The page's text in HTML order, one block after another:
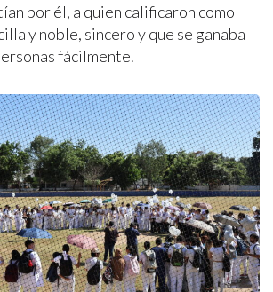
por él, a quien calificaron como
y noble, sincero y que se ganaba
fácilmente.